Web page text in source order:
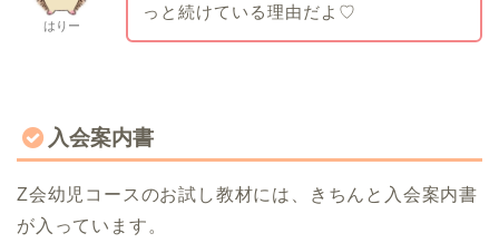
はりー
っと続けている理由だよ♡
入会案内書
Z会幼児コースのお試し教材には、きちんと入会案内書
が入っています。